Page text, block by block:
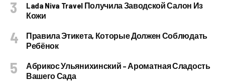
Lada Niva Travel Получила Заводской Салон Из
Кожи
Правила Этикета, Которые Должен Соблюдать
Ребёнок
Абрикос Ульянихинский – Ароматная Сладость
Вашего Сада